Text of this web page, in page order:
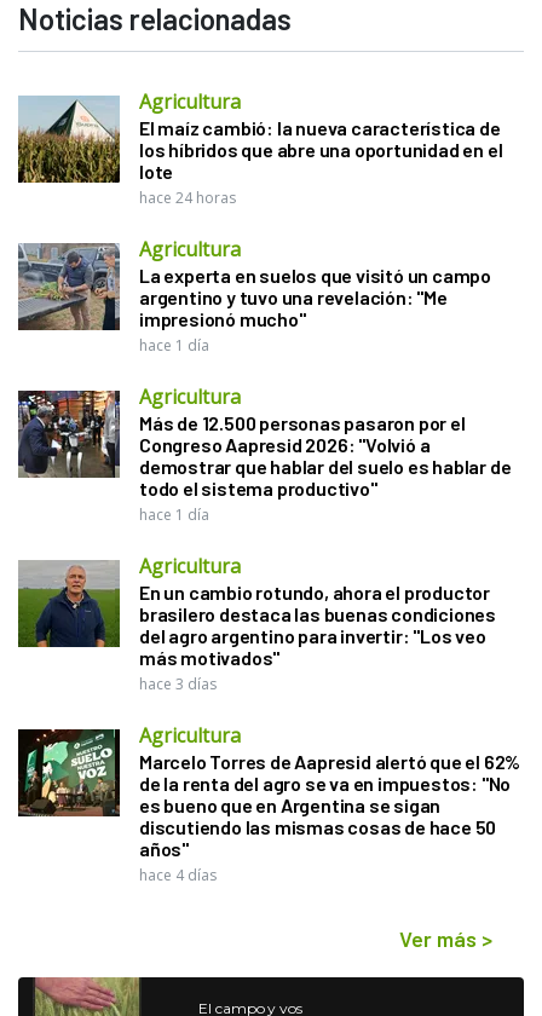
Noticias relacionadas
Agricultura
El maíz cambió: la nueva característica de
los híbridos que abre una oportunidad en el
lote
hace 24 horas
Agricultura
La experta en suelos que visitó un campo
argentino y tuvo una revelación: "Me
impresionó mucho"
hace 1 día
Agricultura
Más de 12.500 personas pasaron por el
Congreso Aapresid 2026: "Volvió a
demostrar que hablar del suelo es hablar de
todo el sistema productivo"
hace 1 día
Agricultura
En un cambio rotundo, ahora el productor
brasilero destaca las buenas condiciones
del agro argentino para invertir: "Los veo
más motivados"
hace 3 días
Agricultura
Marcelo Torres de Aapresid alertó que el 62%
de la renta del agro se va en impuestos: "No
es bueno que en Argentina se sigan
discutiendo las mismas cosas de hace 50
años"
hace 4 días
Ver más >
El campo y vos